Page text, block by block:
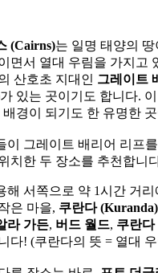
(Cairns)는 일명 태양의
면서 열대 우림을 가지고
산호초 지대인 그레이트
가 있는 곳이기도 합니다.
배경이 되기도 한 유명한
이 그레이트 배리어 리프
치한 두 장소를 추천합니
해 서쪽으로 약 1시간 거리
은 마을, 쿠란다 (Kuranda)
라 가든, 버드 월드, 쿠란다
다! (쿠란다의 뜻 = 열대